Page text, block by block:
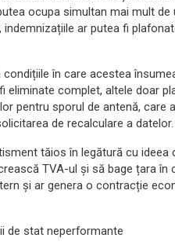
ocupa simultan mai mult de
ar putea fi
în care acestea
eliminate complet, altele doar
pentru sporul de antenă, care
de recalculare a datelor.
tăios în legătură cu ideea
TVA-ul și să bage țara în
și ar genera o contracție
de stat neperformante